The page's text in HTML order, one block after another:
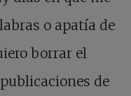
o apatía de
borrar el
de